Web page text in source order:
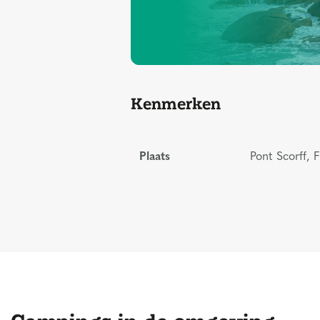
Kenmerken
Plaats Pont Scorff,